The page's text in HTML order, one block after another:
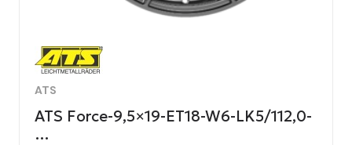
ATS
ATS Force-9,5×19-ET18-W6-LK5/112,0-
…